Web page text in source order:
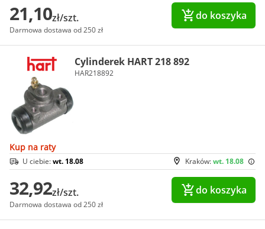
21,10zł/szt.
Darmowa dostawa od 250 zł
do koszyka
Cylinderek HART 218 892
HAR218892
Kup na raty
Kraków:wt. 18.08
U ciebie:wt. 18.08
32,92zł/szt.
Darmowa dostawa od 250 zł
do koszyka